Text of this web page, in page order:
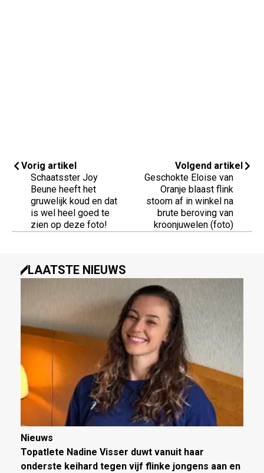
Vorig artikel
Schaatsster Joy
Beune heeft het
gruwelijk koud en dat
is wel heel goed te
zien op deze foto!
Volgend artikel
Geschokte Eloise van
Oranje blaast flink
stoom af in winkel na
brute beroving van
kroonjuwelen (foto)
LAATSTE NIEUWS
Nieuws
Topatlete Nadine Visser duwt vanuit haar
onderste keihard tegen vijf flinke jongens aan en